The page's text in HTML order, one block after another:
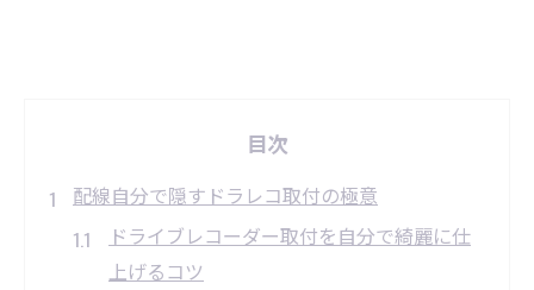
目次
配線自分で隠すドラレコ取付の極意
ドライブレコーダー取付を自分で綺麗に仕
上げるコツ